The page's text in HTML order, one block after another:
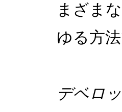
まざま
ゆる方
デベロ